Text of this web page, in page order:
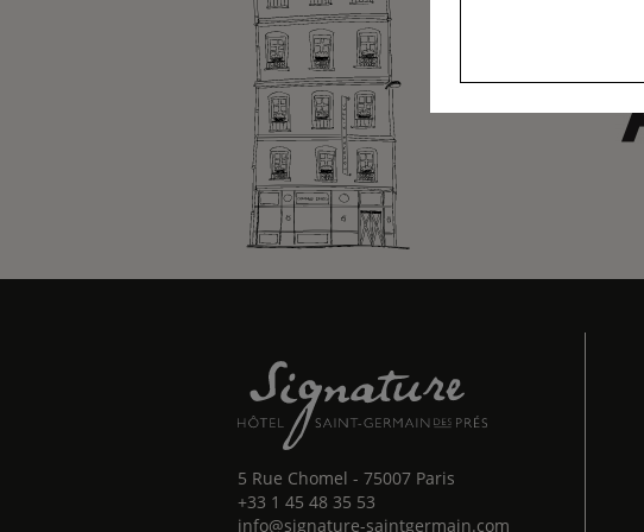
5 Rue Chomel -75007 Paris
+33 1 45 48 35 53
info@signature-saintgermain.com